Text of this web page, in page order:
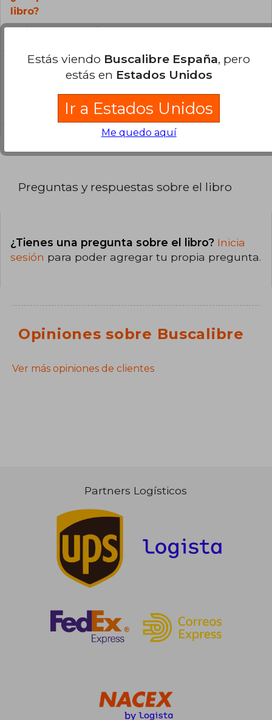
libro?
El libro está escrito en Español.
¿Cuál es la encuadernación de este libro?
Preguntas y respuestas sobre el libro
¿Tienes una pregunta sobre el libro? Inicia
sesión para poder agregar tu propia pregunta.
Opiniones sobre Buscalibre
Ver más opiniones de clientes
Partners Logísticos
Estás viendo Buscalibre España, pero
estás en Estados Unidos
Ir a Estados Unidos
Me quedo aquí